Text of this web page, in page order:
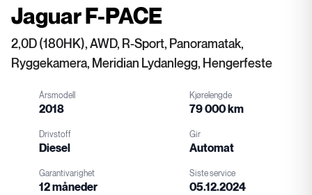
Jaguar F-PACE
2,0D (180HK), AWD, R-Sport, Panoramatak,
Ryggekamera, Meridian Lydanlegg, Hengerfeste
Årsmodell
2018
Kjørelengde
79 000 km
Drivstoff
Drivstoff
Diesel
Gir
Automat
Garantivarighet
12 måneder
Siste service
05.12.2024